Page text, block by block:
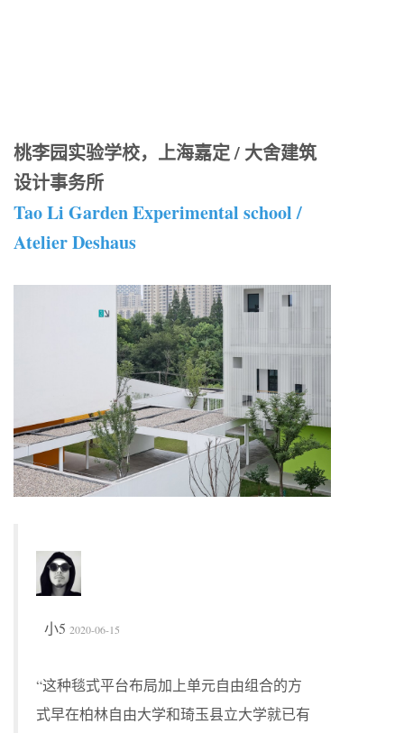
桃李园实验学校，上海嘉定 / 大舍建筑
设计事务所
Tao Li Garden Experimental school /
Atelier Deshaus
小5 2020-06-15
“这种毯式平台布局加上单元自由组合的方
式早在柏林自由大学和琦玉县立大学就已有